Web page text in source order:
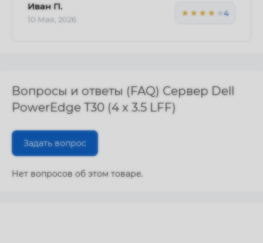
★★★★★
★★★★★4
Иван П.
10 Мая, 2026
Вопросы и ответы (FAQ) Сервер Dell
PowerEdge T30 (4 x 3.5 LFF)
Задать вопрос
Нет вопросов об этом товаре.